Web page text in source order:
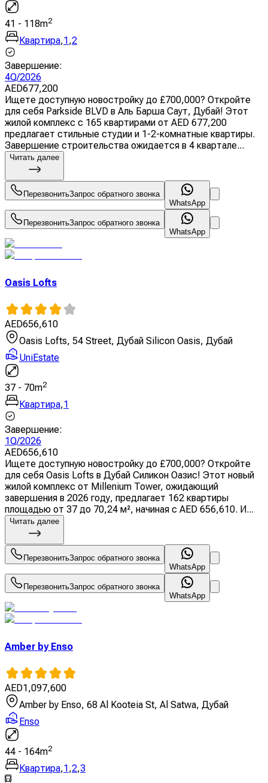
41 - 118m2
Квартира,1,2
Завершение:
4Q/2026
AED677,200
Ищете доступную новостройку до £700,000? Откройте
для себя Parkside BLVD в Аль Барша Саут, Дубай! Этот
жилой комплекс с 165 квартирами от AED 677,200
предлагает стильные студии и 1-2-комнатные квартиры.
Завершение строительства ожидается в 4 квартале...
Читать далее
ПерезвонитьЗапрос обратного звонка
WhatsApp
ПерезвонитьЗапрос обратного звонка
WhatsApp
Oasis Lofts
AED656,610
Oasis Lofts, 54 Street, Дубай Silicon Oasis, Дубай
UniEstate
37 - 70m2
Квартира,1
Завершение:
1Q/2026
AED656,610
Ищете доступную новостройку до £700,000? Откройте
для себя Oasis Lofts в Дубай Силикон Оазис! Этот новый
жилой комплекс от Millenium Tower, ожидающий
завершения в 2026 году, предлагает 162 квартиры
площадью от 37 до 70,24 м², начиная с AED 656,610. И...
Читать далее
ПерезвонитьЗапрос обратного звонка
WhatsApp
ПерезвонитьЗапрос обратного звонка
WhatsApp
Amber by Enso
AED1,097,600
Amber by Enso, 68 Al Kooteia St, Al Satwa, Дубай
Enso
44 - 164m2
Квартира,1 ,2,3